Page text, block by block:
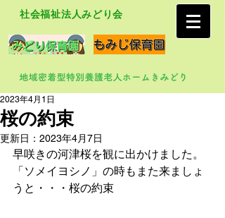
社会福祉法人みどり会
桜の約束
2023年4月1日
更新日： 2023年4月7日
早咲きの河津桜を観に出かけました。
「ソメイヨシノ」の時もまた来ましょ
うと・・・桜の約束